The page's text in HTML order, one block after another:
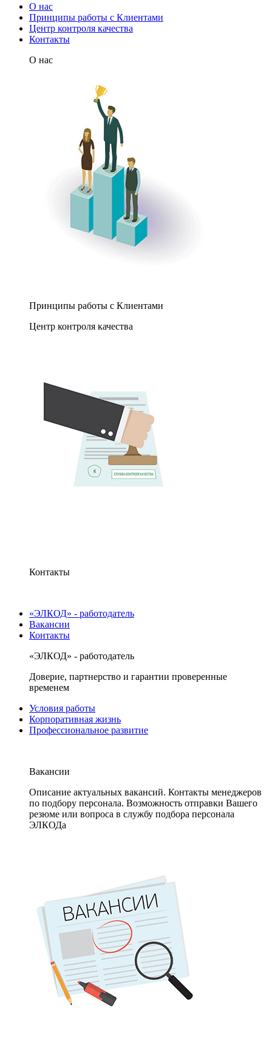
О нас
Принципы работы с Клиентами
Центр контроля качества
Контакты
О нас
Принципы работы с Клиентами
Центр контроля качества
Контакты
«ЭЛКОД» - работодатель
Вакансии
Контакты
«ЭЛКОД» - работодатель
Доверие, партнерство и гарантии проверенные
временем
Условия работы
Корпоративная жизнь
Профессиональное развитие
Вакансии
Описание актуальных вакансий. Контакты менеджеров
по подбору персонала. Возможность отправки Вашего
резюме или вопроса в службу подбора персонала
ЭЛКОДа